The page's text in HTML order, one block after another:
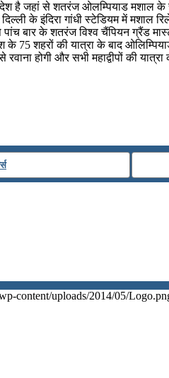
देश है जहां से शतरंज ओ‍लम्पियाड मशाल
के इंदिरा गांधी स्टेडियम में मशाल
पांच बार के शतरंज विश्‍व चैंपियन ग्रैंड
75 शहरों की यात्रा के बाद
होगी और सभी महाद्वीपों की
content/uploads/2014/05/